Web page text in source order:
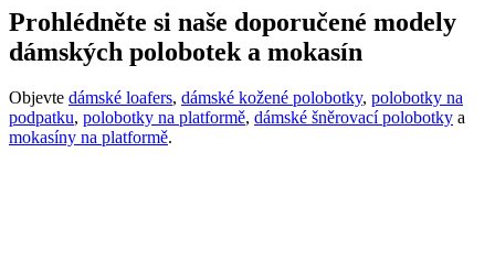
Prohlédněte si naše doporučené modely
dámských polobotek a mokasín
Objevte dámské loafers, dámské kožené polobotky, polobotky na
podpatku, polobotky na platformě, dámské šněrovací polobotky a
mokasíny na platformě.